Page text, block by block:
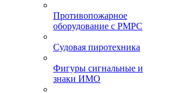
Противопожарное
оборудование с РМРС
Судовая пиротехника
Фигуры сигнальные и
знаки ИМО